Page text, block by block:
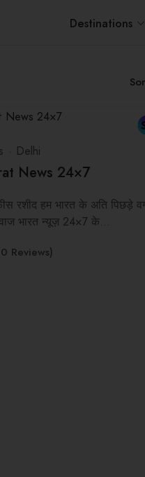
Destinations
Delhi
News 24×7
रशीद हम भारत के अति पिछड़े
भारत न्यूज़ 24×7 के…
Reviews)